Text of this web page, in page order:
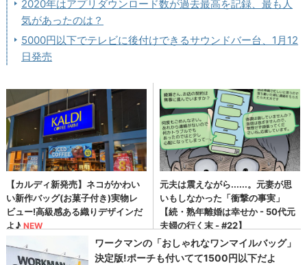
2020年はアプリダウンロード数が過去最高を記録、最も人
気があったのは？
5000円以下でテレビに後付けできるサウンドバー台、1月12
日発売